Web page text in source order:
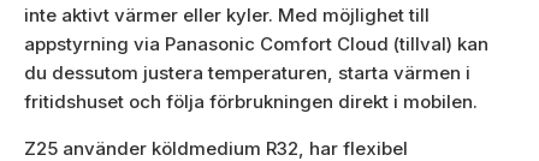
inte aktivt värmer eller kyler. Med möjlighet till
appstyrning via Panasonic Comfort Cloud (tillval) kan
du dessutom justera temperaturen, starta värmen i
fritidshuset och följa förbrukningen direkt i mobilen.
Z25 använder köldmedium R32, har flexibel